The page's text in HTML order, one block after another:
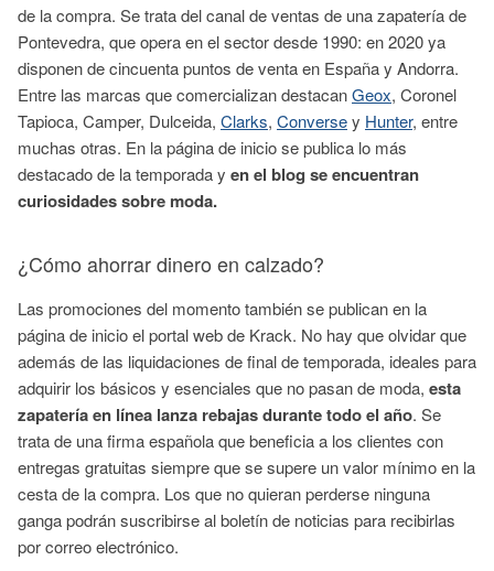
de la compra. Se trata del canal de ventas de una zapatería de
Pontevedra, que opera en el sector desde 1990: en 2020 ya
disponen de cincuenta puntos de venta en España y Andorra.
Entre las marcas que comercializan destacanGeox, Coronel
Tapioca, Camper, Dulceida, Clarks, Conversey Hunter, entre
muchas otras. En la página de inicio se publica lo más
destacado de la temporada y en el blog se encuentran
curiosidades sobre moda.
¿Cómo ahorrar dinero en calzado?
Las promociones del momento también se publican en la
página de inicio el portal web de Krack. No hay que olvidar que
además de las liquidaciones de final de temporada, ideales para
adquirir los básicos y esenciales que no pasan de moda, esta
zapatería en línea lanza rebajas durante todo el año. Se
trata de una firma española que beneficia a los clientes con
entregas gratuitas siempre que se supere un valor mínimo en la
cesta de la compra. Los que no quieran perderse ninguna
ganga podrán suscribirse al boletín de noticias para recibirlas
por correo electrónico.